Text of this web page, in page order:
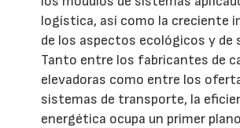
logística, así como la creciente
de los aspectos ecológicos y de
Tanto entre los fabricantes de
elevadoras como entre los
sistemas de transporte, la
energética ocupa un primer